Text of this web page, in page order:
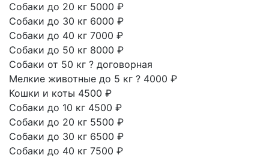
Собаки до 20 кг 5000 ₽
Собаки до 30 кг 6000 ₽
Собаки до 40 кг 7000 ₽
Собаки до 50 кг 8000 ₽
Собаки от 50 кг ? договорная
Мелкие животные до 5 кг ? 4000 ₽
Кошки и коты 4500 ₽
Собаки до 10 кг 4500 ₽
Собаки до 20 кг 5500 ₽
Собаки до 30 кг 6500 ₽
Собаки до 40 кг 7500 ₽